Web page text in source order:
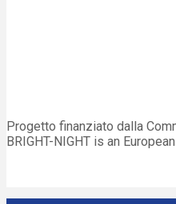
Progetto finanziato dalla
BRIGHT-NIGHT is an